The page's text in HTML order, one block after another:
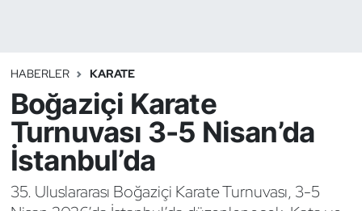
HABERLER KARATE
Boğaziçi Karate
Turnuvası 3-5 Nisan’da
İstanbul’da
35. Uluslararası Boğaziçi Karate Turnuvası, 3-5
Binicilik
Bisiklet
Bocce Bowling Dart